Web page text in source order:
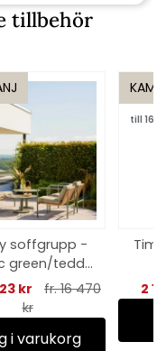
tillbehör
soffgrupp -
green/teddy
verde
kr
fr. 16 470
kr
i varukorg
till 16/8
2